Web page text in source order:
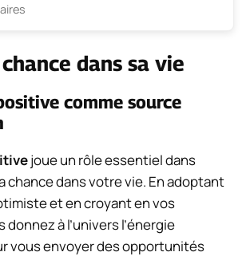
dans sa vie
comme source
joue un rôle essentiel dans
chance dans votre vie. En adoptant
et en croyant en vos
à l’univers l’énergie
vous envoyer des opportunités